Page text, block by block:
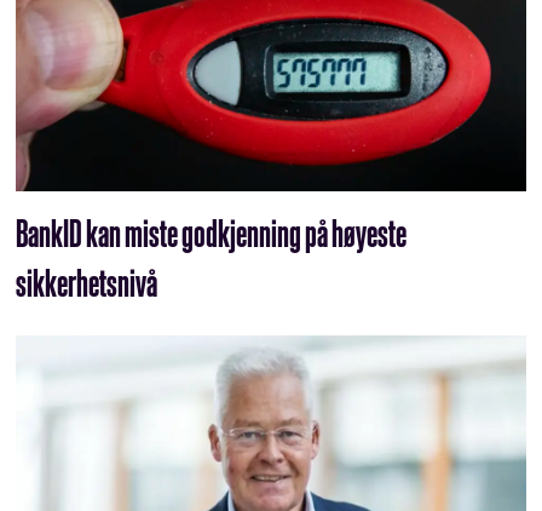
BankID kan miste godkjenning på høyeste
sikkerhetsnivå